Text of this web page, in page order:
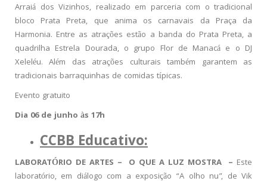
Arraiá dos Vizinhos, realizado em parceria com o tradicional
bloco Prata Preta, que anima os carnavais da Praça da
Harmonia. Entre as atrações estão a banda do Prata Preta, a
quadrilha Estrela Dourada, o grupo Flor de Manacá e o DJ
Xeleléu. Além das atrações culturais também garantem as
tradicionais barraquinhas de comidas típicas.
Evento gratuito
Dia 06 de junho às 17h
CCBB Educativo:
LABORATÓRIO DE ARTES – O QUE A LUZ MOSTRA – Este
laboratório, em diálogo com a exposição “A olho nu”, de Vik